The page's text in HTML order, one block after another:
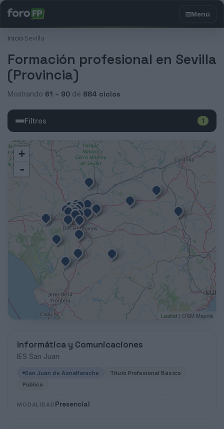
Inicio›Sevilla
Formación profesional en Sevilla
(Provincia)
Mostrando 61 – 90 de 884 ciclos
Filtros 1
Informática y Comunicaciones
IES San Juan
San Juan de Aznalfarache
Título Profesional Básico
Público
MODALIDAD Presencial
+
-
Leaflet | OSM Mapnik